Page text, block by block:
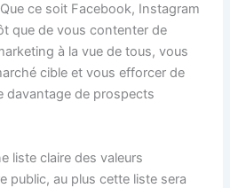
ce soit Facebook, Instagram
que de vous contenter de
à la vue de tous, vous
cible et vous efforcer de
davantage de prospects
liste claire des valeurs
public, au plus cette liste sera